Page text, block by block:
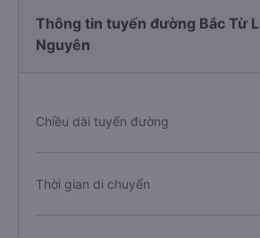
Thông tin tuyến đường Bắc Từ
Nguyên
Chiều dài tuyến đường
Thời gian di chuyển